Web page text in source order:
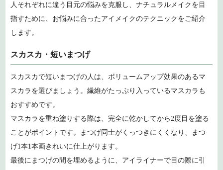
人それぞれに違う目元の悩みを克服し、ナチュラルメイクを目
指すために、お悩みに合ったアイメイクのテクニックをご紹介
します。
スカスカ・短いまつげ
スカスカで短いまつげの人は、ボリュームアップ効果のあるマ
スカラを選びましょう。繊維がたっぷり入っているマスカラも
おすすめです。
マスカラを重ね塗りする際は、完全に乾かしてから2度目を塗る
ことがポイントです。まつげ同士がくっつきにくくなり、まつ
げ1本1本画きれいに仕上がります。
最後にまつげの間を埋めるように、アイライナーで目の際に引